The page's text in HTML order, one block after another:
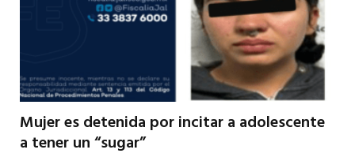
Mujer es detenida por incitar a adolescente
a tener un “sugar”